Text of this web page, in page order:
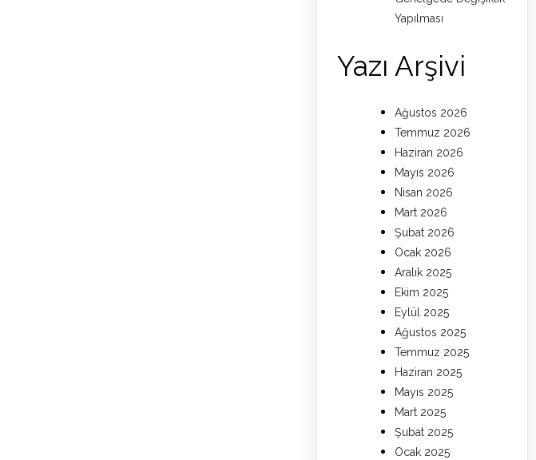
Yapılması
Yazı Arşivi
Ağustos 2026
Temmuz 2026
Haziran 2026
Mayıs 2026
Nisan 2026
Mart 2026
Şubat 2026
Ocak 2026
Aralık 2025
Ekim 2025
Eylül 2025
Ağustos 2025
Temmuz 2025
Haziran 2025
Mayıs 2025
Mart 2025
Şubat 2025
Ocak 2025